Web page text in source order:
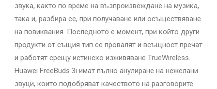
звука, както по време на възпроизвеждане на музика,
така и, разбира се, при получаване или осъществяване
на повиквания. Последното е момент, при който други
продукти от същия тип се провалят и всъщност пречат
и работят срещу истинско изживяване TrueWireless.
Huawei FreeBuds 3i имат пълно анулиране на нежелани
звуци, които подобряват качеството на разговорите.